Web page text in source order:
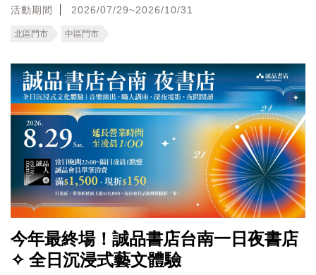
活動期間 2026/07/29~2026/10/31
北區門市 中區門市
今年最終場！誠品書店台南一日夜書店
✧ 全日沉浸式藝文體驗